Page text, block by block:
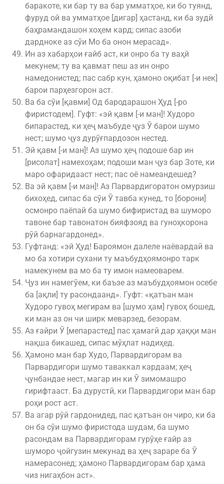
баракоте, ки бар ту ва бар умматҳое, ки бо туянд,
фуруд ой ва умматҳое [дигар] ҳастанд, ки ба зудӣ
баҳрамандашон хоҳем кард; сипас азоби
дардноке аз сӯи Мо ба онон мерасад».
Ин аз хабарҳои ғайб аст, ки онро ба ту ваҳй
мекунем; ту ва қавмат пеш аз ин онро
намедонистед; пас сабр кун, ҳамоно оқибат [-и нек]
барои парҳезгорон аст.
Ва ба сӯи [қавми] Од бародарашон Ҳуд [-ро
фиристодем]. Гуфт: «эй қавм [-и ман]! Худоро
бипарастед, ки ҳеҷ маъбуде ҷуз Ӯ барои шумо
нест; шумо ҷуз дурӯғпардозон нестед.
Эй қавм [-и ман]! Аз шумо ҳеҷ подоше бар ин
[рисолат] намехоҳам; подоши ман ҷуз бар Зоте, ки
маро офаридааст нест; пас оё намеандешед?
Ва эй қавм [-и ман]! Аз Парвардигоратон омурзиш
бихоҳед, сипас ба сӯи Ӯ тавба кунед, то [борони]
осмонро паёпай ба шумо бифиристад ва шуморо
тавоне бар тавонатон бияфзояд ва гуноҳкорона
рӯй барнагардонед».
Гуфтанд: «эй Ҳуд! Бароямон далеле наёвардаӣ ва
мо ба хотири сухани ту маъбудҳоямонро тарк
намекунем ва мо ба ту имон намеоварем.
Ҷуз ин намегӯем, ки баъзе аз маъбудҳоямон осебе
ба [ақли] ту расондаанд». Гуфт: «қатъан ман
Худоро гувоҳ мегирам ва [шумо ҳам] гувоҳ бошед,
ки ман аз он чи ширк меварзед, безорам.
Аз ғайри Ӯ [мепарастед] пас ҳамагӣ дар ҳаққи ман
нақша бикашед, сипас мӯҳлат надиҳед.
Ҳамоно ман бар Худо, Парвардигорам ва
Парвардигори шумо таваккал кардаам; ҳеҷ
ҷунбандае нест, магар ин ки Ӯ зимомашро
гирифтааст. Ба дурустӣ, ки Парвардигори ман бар
роҳи рост аст.
Ва агар рӯй гардонидед, пас қатъан он чиро, ки ба
он ба сӯи шумо фиристода шудам, ба шумо
расондам ва Парвардигорам гурӯҳе ғайр аз
шуморо ҷойгузин мекунад ва ҳеҷ зараре ба Ӯ
намерасонед; ҳамоно Парвардигорам бар ҳама
чиз нигаҳбон аст».